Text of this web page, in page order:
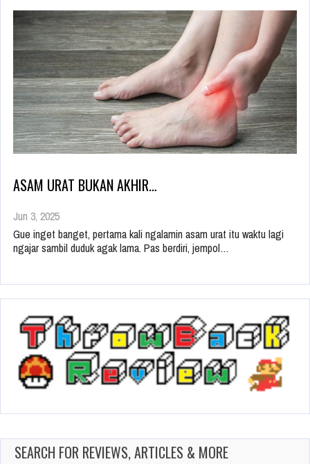
ASAM URAT BUKAN AKHIR…
Jun 3, 2025
Gue inget banget, pertama kali ngalamin asam urat itu waktu lagi
ngajar sambil duduk agak lama. Pas berdiri, jempol…
SEARCH FOR REVIEWS, ARTICLES & MORE